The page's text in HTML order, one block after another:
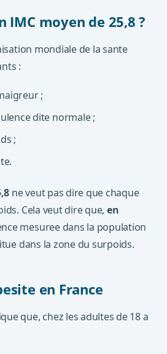
IMC moyen de 25,8 ?
mondiale de la sante
:
;
dite normale ;
;
ne veut pas dire que chaque
Cela veut dire que, en
mesuree dans la population
dans la zone du surpoids.
en France
que, chez les adultes de 18 a